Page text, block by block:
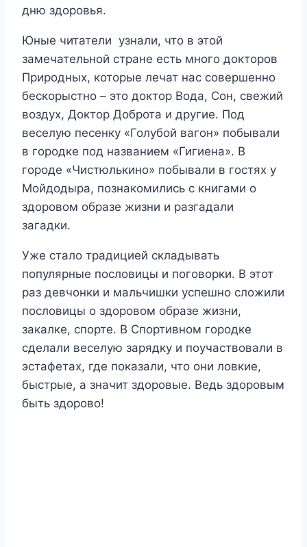
дню здоровья.
Юные читатели узнали, что в этой
замечательной стране есть много докторов
Природных, которые лечат нас совершенно
бескорыстно – это доктор Вода, Сон, свежий
воздух, Доктор Доброта и другие. Под
веселую песенку «Голубой вагон» побывали
в городке под названием «Гигиена». В
городе «Чистюлькино» побывали в гостях у
Мойдодыра, познакомились с книгами о
здоровом образе жизни и разгадали
загадки.
Уже стало традицией складывать
популярные пословицы и поговорки. В этот
раз девчонки и мальчишки успешно сложили
пословицы о здоровом образе жизни,
закалке, спорте. В Спортивном городке
сделали веселую зарядку и поучаствовали в
эстафетах, где показали, что они ловкие,
быстрые, а значит здоровые. Ведь здоровым
быть здорово!